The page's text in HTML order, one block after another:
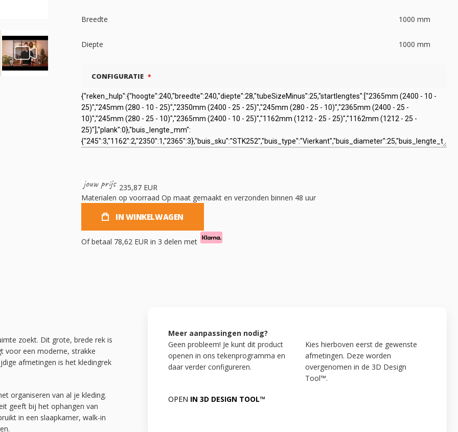
Breedte 1000 mm
Diepte 1000 mm
CONFIGURATIE
235,87 EUR
Materialen op voorraad Op maat gemaakt en verzonden binnen 48 uur
IN WINKELWAGEN
Of betaal 78,62 EUR in 3 delen met
zoekt. Dit grote, brede rek is
voor een moderne, strakke
afmetingen is het kledingrek
organiseren van al je kleding.
geeft bij het ophangen van
in een slaapkamer, walk-in
Meer aanpassingen nodig?
Geen probleem! Je kunt dit product
openen in ons tekenprogramma en
daar verder configureren.
Kies hierboven eerst de gewenste
afmetingen. Deze worden
overgenomen in de 3D Design
Tool™.
OPEN IN 3D DESIGN TOOL™